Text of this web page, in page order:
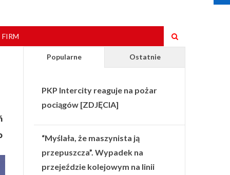
Popularne Ostatnie
PKP Intercity reaguje na pożar
pociągów [ZDJĘCIA]
“Myślała, że maszynista ją
przepuszcza”. Wypadek na
przejeździe kolejowym na linii